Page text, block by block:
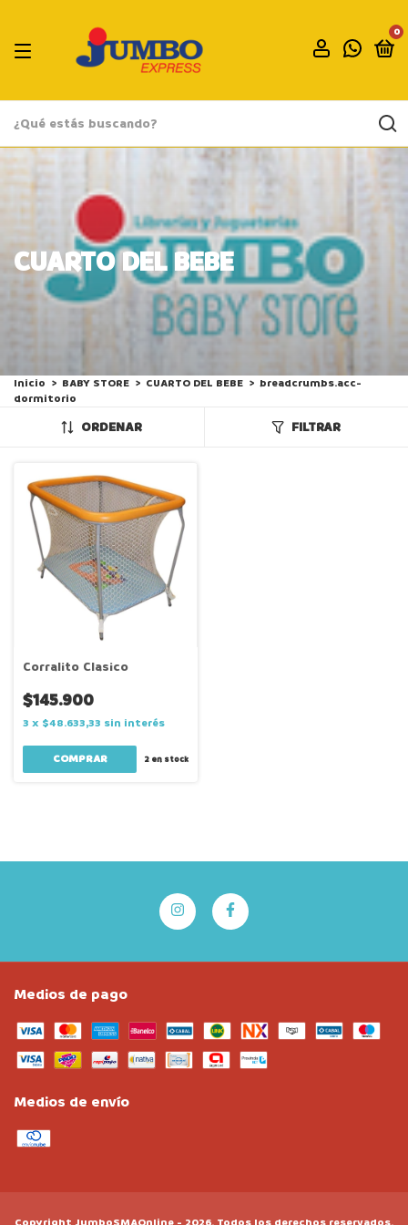
0
CUARTO DEL BEBE
Inicio > BABY STORE > CUARTO DEL BEBE > breadcrumbs.acc-
dormitorio
ORDENAR FILTRAR
Corralito Clasico
$145.900
3 x $48.633,33 sin interés
COMPRAR 2en stock
Medios de pago
Medios de envío